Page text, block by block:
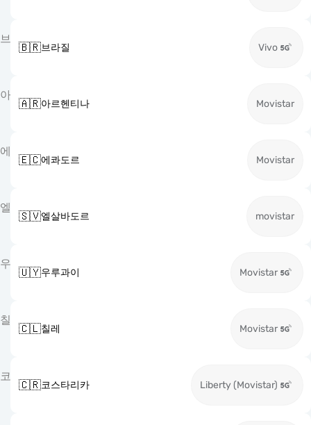
브
🇧🇷브라질 Vivo
아
🇦🇷아르헨티나 Movistar
에
🇪🇨에콰도르 Movistar
엘
🇸🇻엘살바도르 movistar
우
🇺🇾우루과이 Movistar
칠
🇨🇱칠레 Movistar
코
🇨🇷코스타리카 Liberty (Movistar)